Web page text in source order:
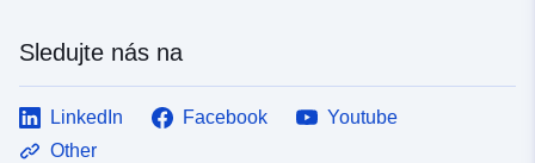
Sledujte nás na
LinkedIn Facebook
Youtube
Other